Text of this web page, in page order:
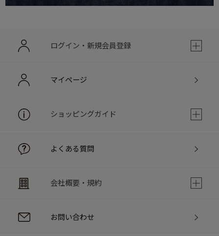
ログイン・新規会員登録
マイページ
ショッピングガイド
よくある質問
会社概要・規約
お問い合わせ